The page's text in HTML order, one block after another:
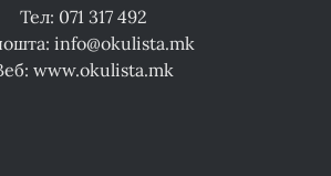
Тел: 071 317 492
info@okulista.mk
www.okulista.mk